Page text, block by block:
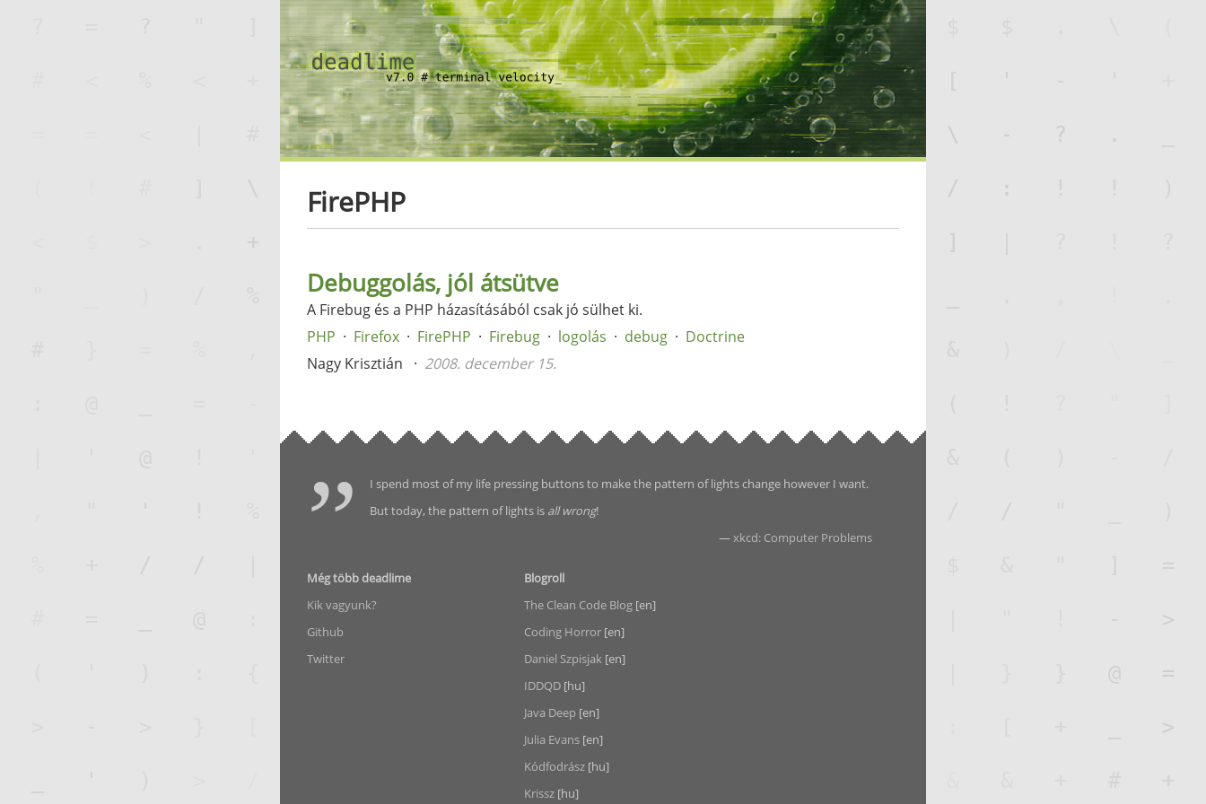
FirePHP
Debuggolás, jól átsütve
A Firebug és a PHP házasításából csak jó sülhet ki.
PHP
Firefox FirePHP Firebug logolás debug
Doctrine
Nagy Krisztián
2008. december 15.
I spend most of my life pressing buttons to make the pattern of lights change however I want.
But today, the pattern of lights is all wrong!
—xkcd: Computer Problems
Még több deadlime
Kik vagyunk?
Github
Twitter
Blogroll
The Clean Code Blog [en]
Coding Horror [en]
Daniel Szpisjak [en]
IDDQD [hu]
Java Deep [en]
Julia Evans [en]
Kódfodrász [hu]
Krissz [hu]